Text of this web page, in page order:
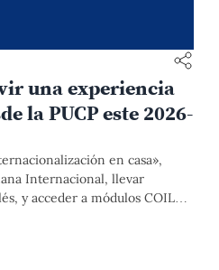
una experiencia
la PUCP este 2026-
en casa»,
Internacional, llevar
y acceder a módulos COIL
de universidades